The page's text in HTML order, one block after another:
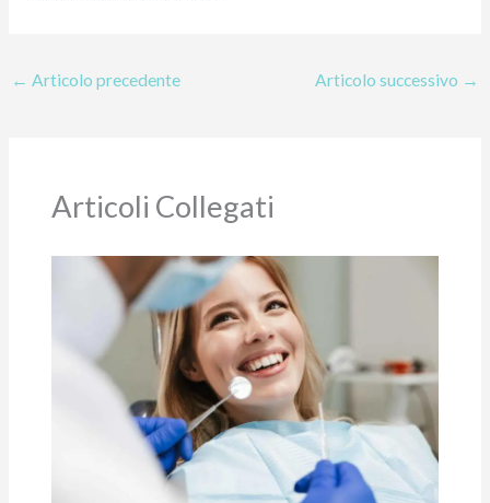
← Articolo precedente Articolo successivo →
Articoli Collegati